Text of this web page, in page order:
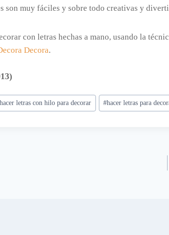
son muy fáciles y sobre todo creativas y
con letras hechas a mano, usando la
Decora.
hacer letras con hilo para decorar #hacer letras para